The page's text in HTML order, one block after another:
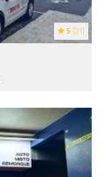
5 (21)